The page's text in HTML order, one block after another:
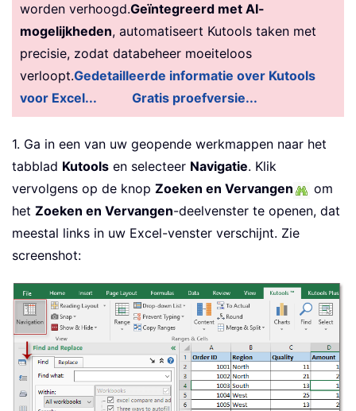
worden verhoogd.Geïntegreerd met AI-
mogelijkheden, automatiseert Kutools taken met
precisie, zodat databeheer moeiteloos
verloopt.Gedetailleerde informatie over Kutools
voor Excel...
Gratis proefversie...
1. Ga in een van uw geopende werkmappen naar het
tabblad Kutools en selecteer Navigatie. Klik
vervolgens op de knop Zoeken en Vervangen
om
het Zoeken en Vervangen-deelvenster te openen, dat
meestal links in uw Excel-venster verschijnt. Zie
screenshot: